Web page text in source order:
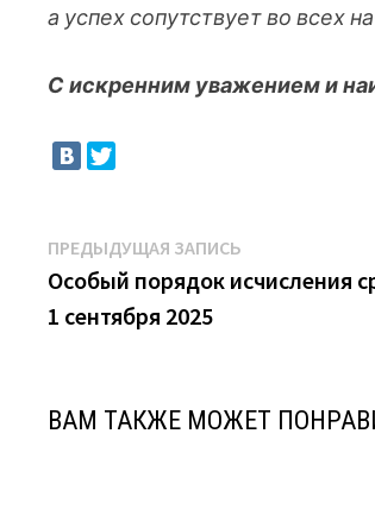
а успех сопутствует во всех
С искренним уважением и
Навигация
по
записям
ПРЕДЫДУЩАЯ ЗАПИСЬ
запись:
Особый порядок исчисления
1 сентября 2025
ВАМ ТАКЖЕ МОЖЕТ